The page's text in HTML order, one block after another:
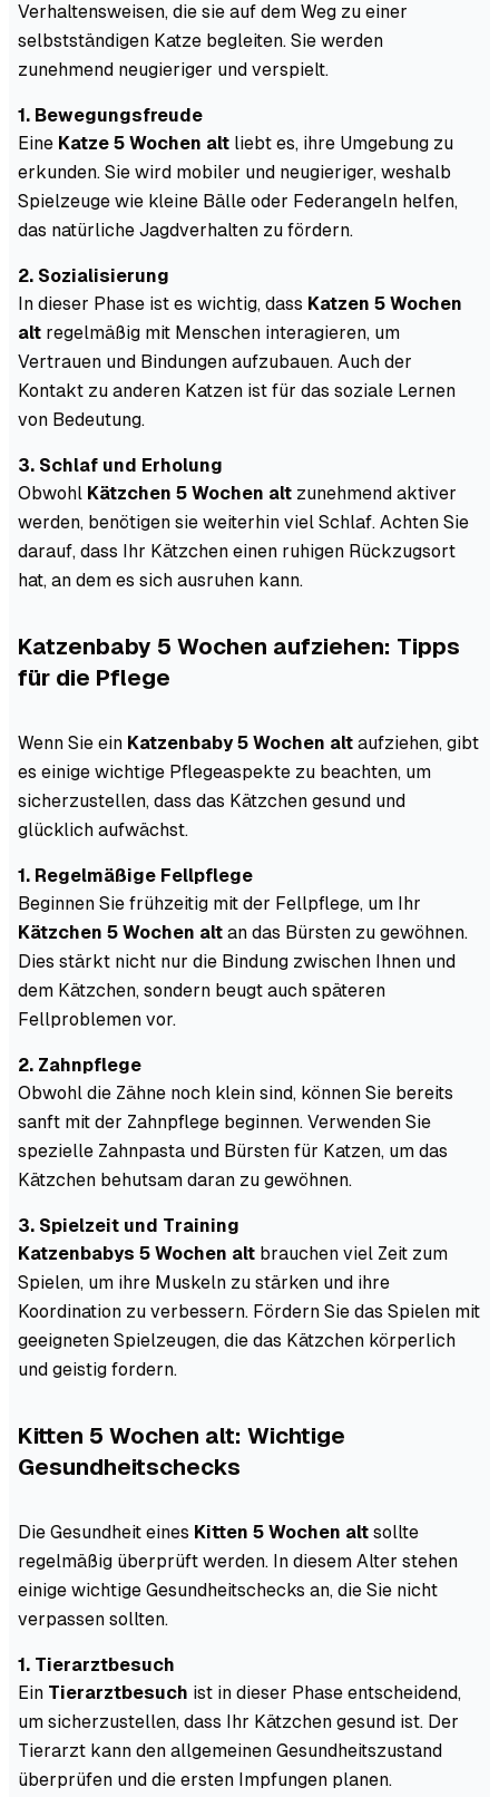
Verhaltensweisen, die sie auf dem Weg zu einer
selbstständigen Katze begleiten. Sie werden
zunehmend neugieriger und verspielt.
1. Bewegungsfreude
Eine Katze 5 Wochen alt liebt es, ihre Umgebung zu
erkunden. Sie wird mobiler und neugieriger, weshalb
Spielzeuge wie kleine Bälle oder Federangeln helfen,
das natürliche Jagdverhalten zu fördern.
2. Sozialisierung
In dieser Phase ist es wichtig, dass Katzen 5 Wochen
alt regelmäßig mit Menschen interagieren, um
Vertrauen und Bindungen aufzubauen. Auch der
Kontakt zu anderen Katzen ist für das soziale Lernen
von Bedeutung.
3. Schlaf und Erholung
Obwohl Kätzchen 5 Wochen alt zunehmend aktiver
werden, benötigen sie weiterhin viel Schlaf. Achten Sie
darauf, dass Ihr Kätzchen einen ruhigen Rückzugsort
hat, an dem es sich ausruhen kann.
Katzenbaby 5 Wochen aufziehen: Tipps
für die Pflege
Wenn Sie ein Katzenbaby 5 Wochen alt aufziehen, gibt
es einige wichtige Pflegeaspekte zu beachten, um
sicherzustellen, dass das Kätzchen gesund und
glücklich aufwächst.
1. Regelmäßige Fellpflege
Beginnen Sie frühzeitig mit der Fellpflege, um Ihr
Kätzchen 5 Wochen alt an das Bürsten zu gewöhnen.
Dies stärkt nicht nur die Bindung zwischen Ihnen und
dem Kätzchen, sondern beugt auch späteren
Fellproblemen vor.
2. Zahnpflege
Obwohl die Zähne noch klein sind, können Sie bereits
sanft mit der Zahnpflege beginnen. Verwenden Sie
spezielle Zahnpasta und Bürsten für Katzen, um das
Kätzchen behutsam daran zu gewöhnen.
3. Spielzeit und Training
Katzenbabys 5 Wochen alt brauchen viel Zeit zum
Spielen, um ihre Muskeln zu stärken und ihre
Koordination zu verbessern. Fördern Sie das Spielen mit
geeigneten Spielzeugen, die das Kätzchen körperlich
und geistig fordern.
Kitten 5 Wochen alt: Wichtige
Gesundheitschecks
Die Gesundheit eines Kitten 5 Wochen alt sollte
regelmäßig überprüft werden. In diesem Alter stehen
einige wichtige Gesundheitschecks an, die Sie nicht
verpassen sollten.
1. Tierarztbesuch
Ein Tierarztbesuch ist in dieser Phase entscheidend,
um sicherzustellen, dass Ihr Kätzchen gesund ist. Der
Tierarzt kann den allgemeinen Gesundheitszustand
überprüfen und die ersten Impfungen planen.